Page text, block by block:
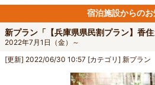
宿泊施設からの
新プラン「【兵庫県県民割プラン】香住
2022年7月1日（金）～
[更新] 2022/06/30 10:57 [カテゴリ] 新プラン